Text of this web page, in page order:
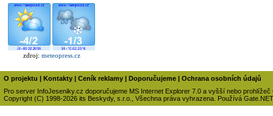
zdroj: meteopress.cz
O projektu | Kontakty | Ceník reklamy | Doporučujeme | Ochrana osobních údajů
Pro server InfoJeseniky.cz doporučujeme MS Internet Explorer 7.0 a vyšší nebo prohlížeč
Copyright (C) 1998-2026 its Beskydy, s.r.o., Všechna práva vyhrazena. Používá